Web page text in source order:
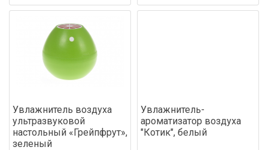
Увлажнитель воздуха
ультразвуковой
настольный «Грейпфрут»,
зеленый
Увлажнитель-
ароматизатор воздуха
"Котик", белый